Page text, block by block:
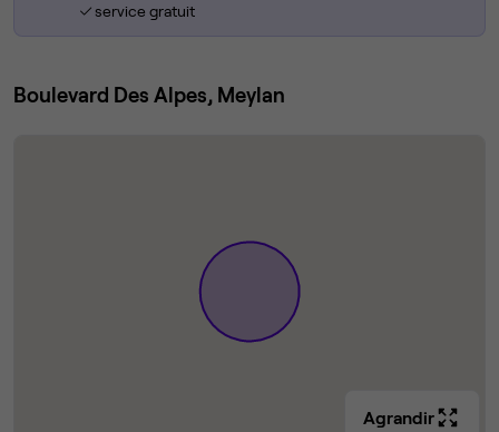
service gratuit
Boulevard Des Alpes, Meylan
Agrandir